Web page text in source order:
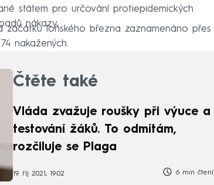
státem pro určování protiepidemických
nákazy.
loňského března zaznamenáno přes
nakažených.
Čtěte také
Vláda zvažuje roušky při výuce a
testování žáků. To odmítám,
rozčiluje se Plaga
19. říj 2021, 19:02 6 min čtení